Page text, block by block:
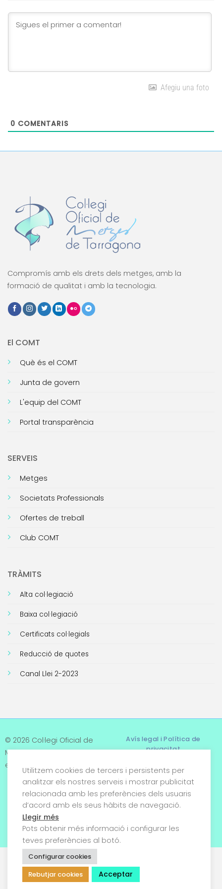
Afegiu una foto
0 COMENTARIS
Compromís amb els drets dels metges, amb la
formació de qualitat i amb la tecnologia.
El COMT
Què és el COMT
Junta de govern
L'equip del COMT
Portal transparència
SERVEIS
Metges
Societats Professionals
Ofertes de treball
Club COMT
TRÀMITS
Alta col·legiació
Baixa col·legiació
Certificats col·legials
Reducció de quotes
Canal Llei 2-2023
© 2026 Col·legi Oficial de
Metges de Tarragona. Tots
els drets reservats
Avís legal i Política de
privacitat
Termes i condicions
Política de cookies
Utilitzem cookies de tercers i persistents per
analitzar els nostres serveis i mostrar publicitat
relacionada amb les preferències dels usuaris
d’acord amb els seus hàbits de navegació.
Llegir més
Pots obtenir més informació i configurar les
teves preferències al botó.
Configurar cookies
Rebutjar cookies
Acceptar